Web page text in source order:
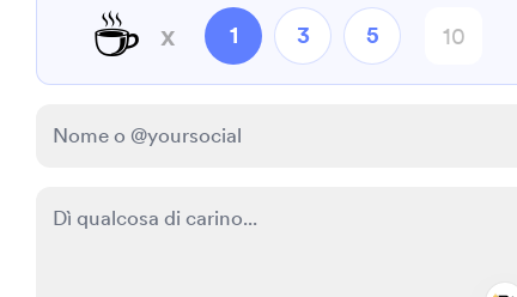
☕ x 1 3 5